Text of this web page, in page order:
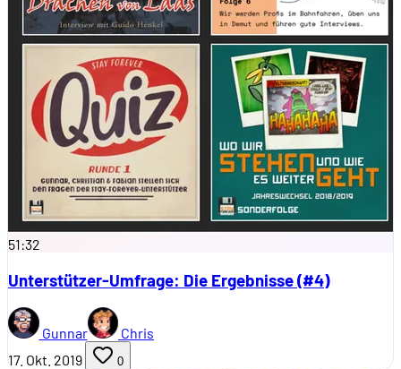
51:32
Unterstützer-Umfrage: Die Ergebnisse (#4)
Gunnar
Chris
17. Okt. 2019
0